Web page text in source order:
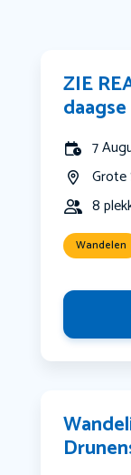
ZIE
7
Grote
8
Wandelen